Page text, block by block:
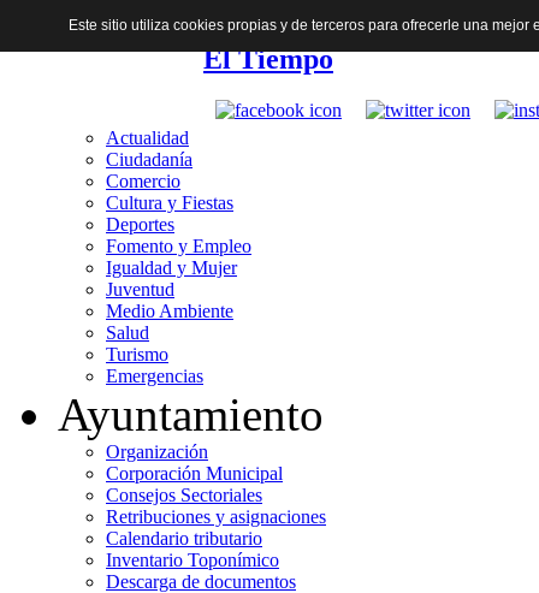
El Tiempo
Actualidad
Ciudadanía
Comercio
Cultura y Fiestas
Deportes
Fomento y Empleo
Igualdad y Mujer
Juventud
Medio Ambiente
Salud
Turismo
Emergencias
Ayuntamiento
Organización
Corporación Municipal
Consejos Sectoriales
Retribuciones y asignaciones
Calendario tributario
Inventario Toponímico
Descarga de documentos
Este sitio utiliza cookies propias y de terceros para ofrecerle una